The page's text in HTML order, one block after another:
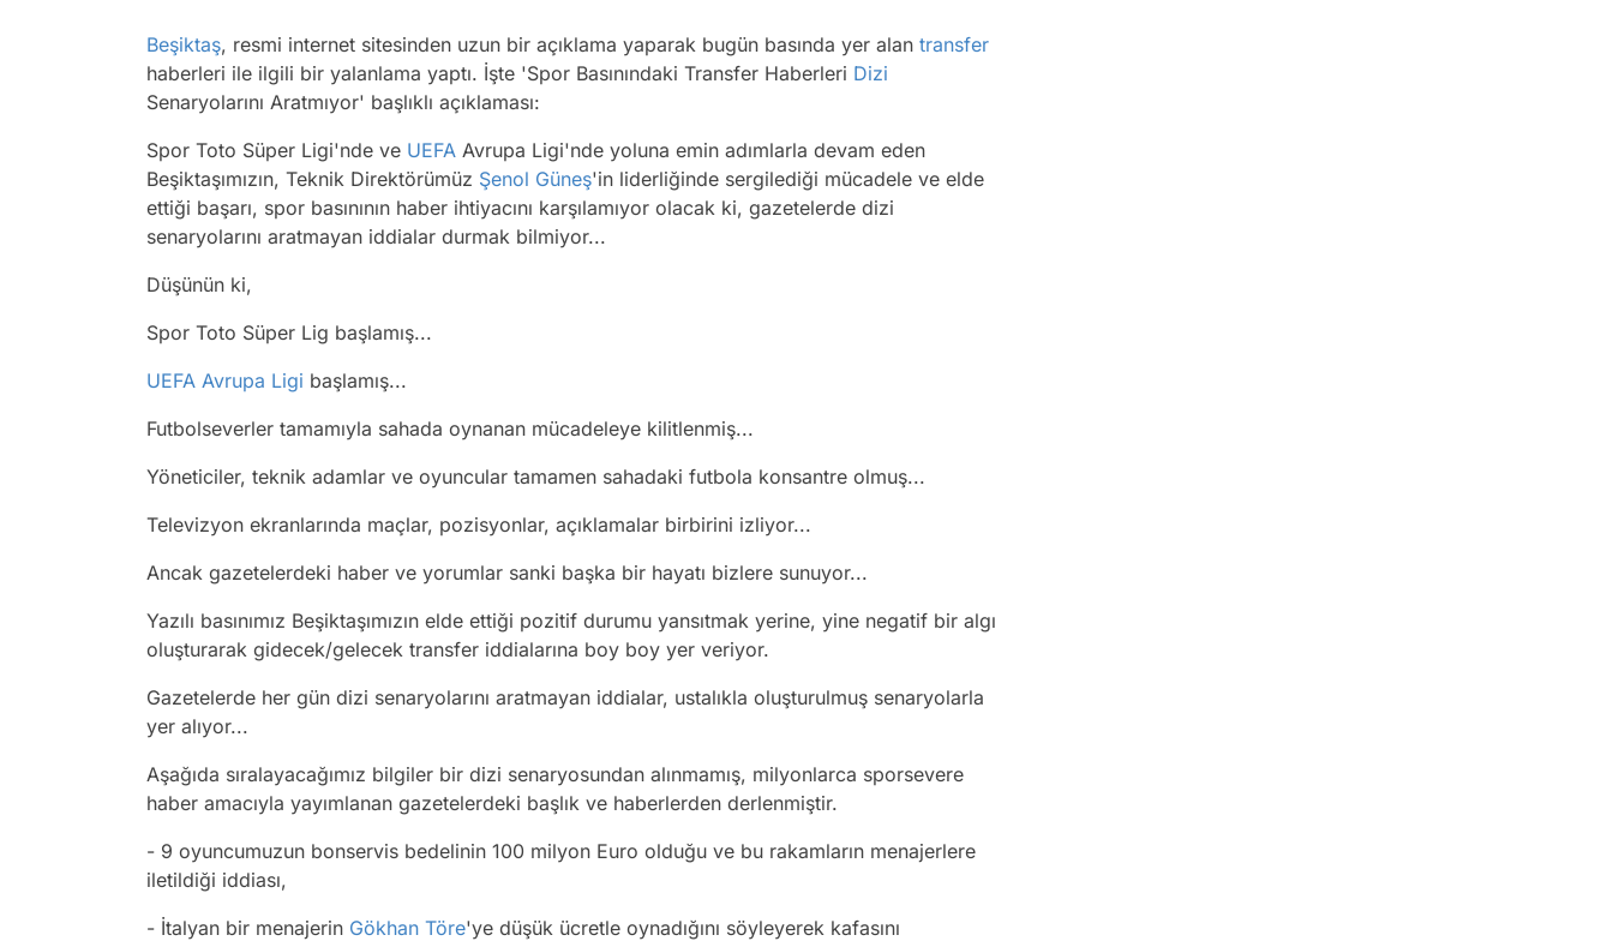
Beşiktaş, resmi internet sitesinden uzun bir açıklama yaparak bugün basında yer alan transfer
haberleri ile ilgili bir yalanlama yaptı. İşte 'Spor Basınındaki Transfer Haberleri Dizi
Senaryolarını Aratmıyor' başlıklı açıklaması:
Spor Toto Süper Ligi'nde ve UEFA Avrupa Ligi'nde yoluna emin adımlarla devam eden
Beşiktaşımızın, Teknik Direktörümüz Şenol Güneş'in liderliğinde sergilediği mücadele ve elde
ettiği başarı, spor basınının haber ihtiyacını karşılamıyor olacak ki, gazetelerde dizi
senaryolarını aratmayan iddialar durmak bilmiyor...
Düşünün ki,
Spor Toto Süper Lig başlamış...
UEFA Avrupa Ligi başlamış...
Futbolseverler tamamıyla sahada oynanan mücadeleye kilitlenmiş...
Yöneticiler, teknik adamlar ve oyuncular tamamen sahadaki futbola konsantre olmuş...
Televizyon ekranlarında maçlar, pozisyonlar, açıklamalar birbirini izliyor...
Ancak gazetelerdeki haber ve yorumlar sanki başka bir hayatı bizlere sunuyor...
Yazılı basınımız Beşiktaşımızın elde ettiği pozitif durumu yansıtmak yerine, yine negatif bir algı
oluşturarak gidecek/gelecek transfer iddialarına boy boy yer veriyor.
Gazetelerde her gün dizi senaryolarını aratmayan iddialar, ustalıkla oluşturulmuş senaryolarla
yer alıyor...
Aşağıda sıralayacağımız bilgiler bir dizi senaryosundan alınmamış, milyonlarca sporsevere
haber amacıyla yayımlanan gazetelerdeki başlık ve haberlerden derlenmiştir.
- 9 oyuncumuzun bonservis bedelinin 100 milyon Euro olduğu ve bu rakamların menajerlere
iletildiği iddiası,
- İtalyan bir menajerin Gökhan Töre'ye düşük ücretle oynadığını söyleyerek kafasını